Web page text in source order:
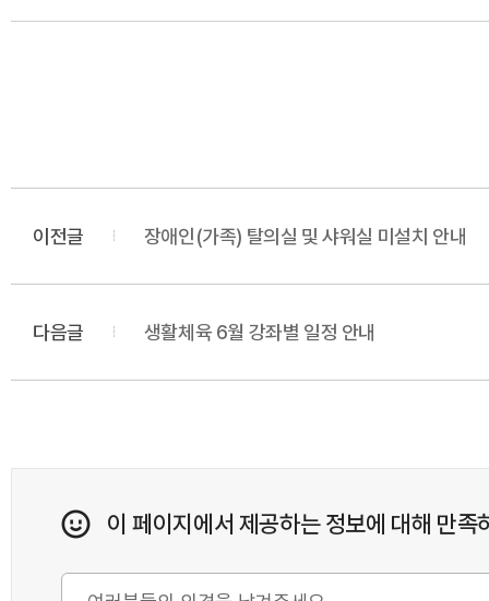
이전글 장애인(가족) 탈의실 및 샤워실 미설치 안내
다음글 생활체육 6월 강좌별 일정 안내
이 페이지에서 제공하는 정보에 대해 만족